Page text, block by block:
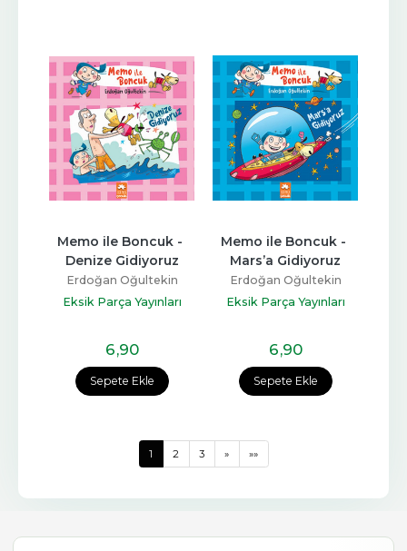
Sepete Ekle
Memo ile Boncuk -
Denize Gidiyoruz
Erdoğan Oğultekin
Eksik Parça Yayınları
6,90
Sepete Ekle
Memo ile Boncuk -
Mars’a Gidiyoruz
Erdoğan Oğultekin
Eksik Parça Yayınları
6,90
1 2 3 » »»